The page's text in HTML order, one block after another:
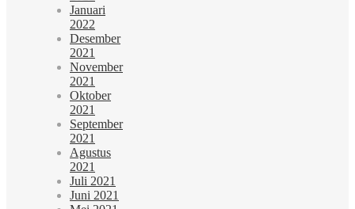
Januari
2022
Desember
2021
November
2021
Oktober
2021
September
2021
Agustus
2021
Juli 2021
Juni 2021